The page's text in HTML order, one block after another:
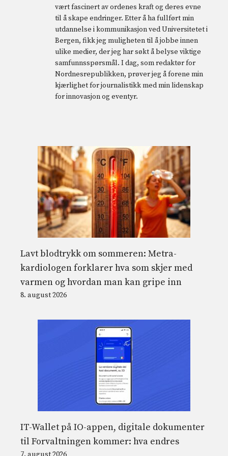
vært fascinert av ordenes kraft og deres evne
til å skape endringer. Etter å ha fullført min
utdannelse i kommunikasjon ved Universitetet i
Bergen, fikk jeg muligheten til å jobbe innen
ulike medier, der jeg har søkt å belyse viktige
samfunnsspørsmål. I dag, som redaktør for
Nordnesrepublikken, prøver jeg å forene min
kjærlighet for journalistikk med min lidenskap
for innovasjon og eventyr.
Lavt blodtrykk om sommeren: Metra-
kardiologen forklarer hva som skjer med
varmen og hvordan man kan gripe inn
8. august 2026
IT-Wallet på IO-appen, digitale dokumenter
til Forvaltningen kommer: hva endres